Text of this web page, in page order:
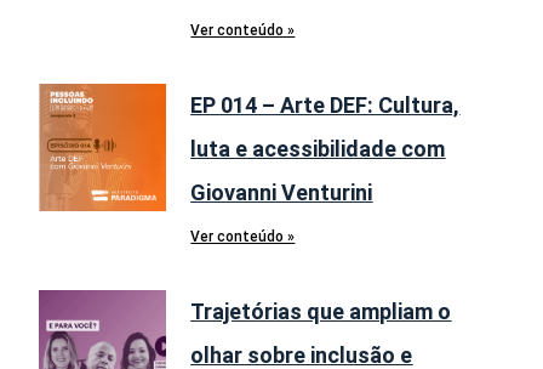
Ver conteúdo »
EP 014 – Arte DEF: Cultura,
luta e acessibilidade com
Giovanni Venturini
Ver conteúdo »
Trajetórias que ampliam o
olhar sobre inclusão e